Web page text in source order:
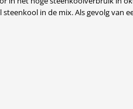
in de mix. Als gevolg van